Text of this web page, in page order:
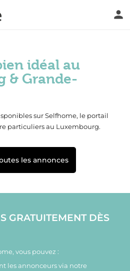
idéal au
& Grande-
sur Selfhome, le portail
particuliers au Luxembourg.
les annonces
GRATUITEMENT DÈS
vous pouvez :
les annonceurs via notre